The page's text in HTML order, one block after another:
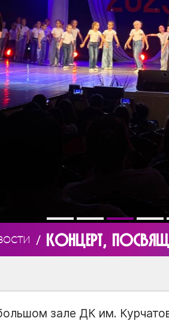
/ КОНЦЕРТ,
зале ДК им.